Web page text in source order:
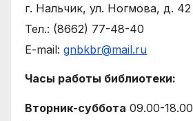
г. Нальчик, ул. Ногмова, д. 42
Тел.: (8662) 77-48-40
E-mail: gnbkbr@mail.ru
Часы работы библиотеки:
Вторник-суббота 09.00-18.00